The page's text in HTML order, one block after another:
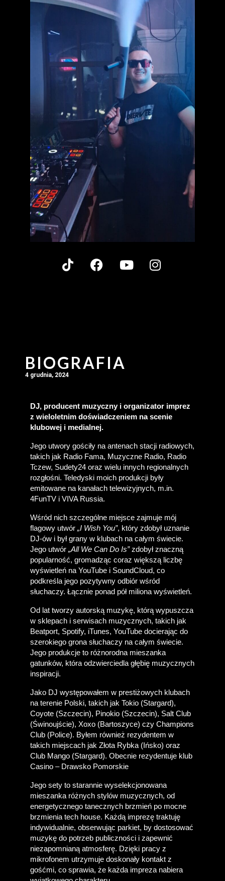
BIOGRAFIA
4 grudnia, 2024
DJ, producent muzyczny i organizator imprez
z wieloletnim doświadczeniem na scenie
klubowej i medialnej.
Jego utwory gościły na antenach stacji radiowych,
takich jak Radio Fama, Muzyczne Radio, Radio
Tczew, Sudety24 oraz wielu innych regionalnych
rozgłośni. Teledyski moich produkcji były
emitowane na kanałach telewizyjnych, m.in.
4FunTV i VIVA Russia.
Wśród nich szczególne miejsce zajmuje mój
flagowy utwór „I Wish You”, który zdobył uznanie
DJ-ów i był grany w klubach na całym świecie.
Jego utwór „All We Can Do Is” zdobył znaczną
popularność, gromadząc coraz większą liczbę
wyświetleń na YouTube i SoundCloud, co
podkreśla jego pozytywny odbiór wśród
słuchaczy. Łącznie ponad pół miliona wyświetleń.
Od lat tworzy autorską muzykę, którą wypuszcza
w sklepach i serwisach muzycznych, takich jak
Beatport, Spotify, iTunes, YouTube docierając do
szerokiego grona słuchaczy na całym świecie.
Jego produkcje to różnorodna mieszanka
gatunków, która odzwierciedla głębię muzycznych
inspiracji.
Jako DJ występowałem w prestiżowych klubach
na terenie Polski, takich jak Tokio (Stargard),
Coyote (Szczecin), Pinokio (Szczecin), Salt Club
(Świnoujście), Xoxo (Bartoszyce) czy Champions
Club (Police). Byłem również rezydentem w
takich miejscach jak Złota Rybka (Ińsko) oraz
Club Mango (Stargard). Obecnie rezydentuje klub
Casino – Drawsko Pomorskie
Jego sety to starannie wyselekcjonowana
mieszanka różnych stylów muzycznych, od
energetycznego tanecznych brzmień po mocne
brzmienia tech house. Każdą imprezę traktuję
indywidualnie, obserwując parkiet, by dostosować
muzykę do potrzeb publiczności i zapewnić
niezapomnianą atmosferę. Dzięki pracy z
mikrofonem utrzymuje doskonały kontakt z
gośćmi, co sprawia, że każda impreza nabiera